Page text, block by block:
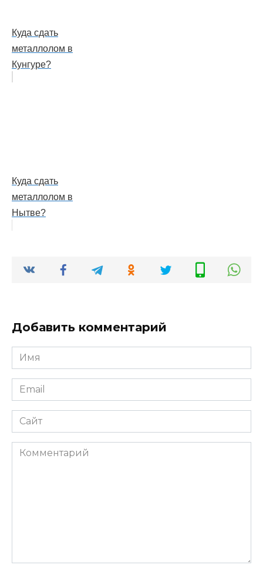
Куда сдать
металлолом в
Кунгуре?
Куда сдать
металлолом в
Нытве?
Добавить комментарий
Имя
*
Email
*
Сайт
Комментарий